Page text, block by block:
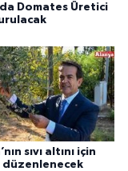
Domates Üretici
sıvı altını için
düzenlenecek